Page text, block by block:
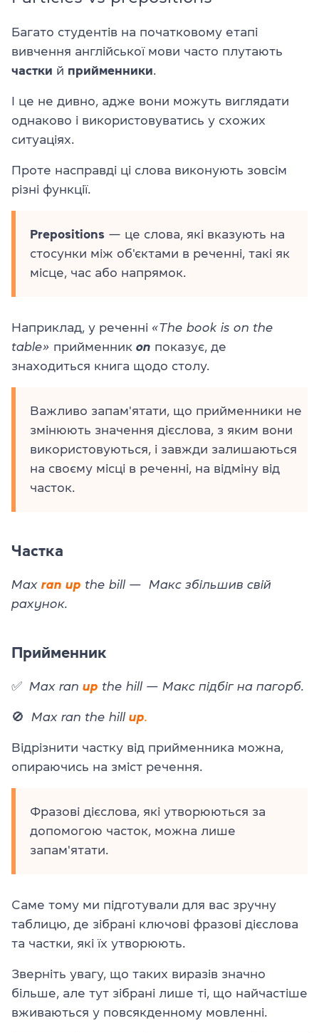
Багато студентів на початковому етапі
вивчення англійської мови часто плутають
частки й прийменники
І це не дивно, адже вони можуть виглядати
однаково і використовуватись у схожих
ситуаціях.
Проте насправді ці слова виконують зовсім
різні функції.
Prepositions — це слова, які вказують на
стосунки між об'єктами в реченні, такі як
місце, час або напрямок.
Наприклад, у реченні «The book is on the
table» прийменник on показує, де
знаходиться книга щодо столу.
Важливо запам'ятати, що прийменники не
змінюють значення дієслова, з яким вони
використовуються, і завжди залишаються
на своєму місці в реченні, на відміну від
часток.
Частка
Max ran up the bill — Макс збільшив свій
рахунок.
Прийменник
✅ Max ran up the hill — Макс підбіг на пагорб.
🚫 Max ran the hill up
Відрізнити частку від прийменника можна,
опираючись на зміст речення.
Фразові дієслова, які утворюються за
допомогою часток, можна лише
запам'ятати.
Саме тому ми підготували для вас зручну
таблицю, де зібрані ключові фразові дієслова
та частки, які їх утворюють.
Зверніть увагу, що таких виразів значно
більше, але тут зібрані лише ті, що найчастіше
вживаються у повсякденному мовленні.